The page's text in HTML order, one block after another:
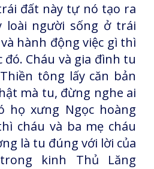
đất này tự nó tạo ra
loài người sống ở trái
hành động việc gì thì
đó. Cháu và gia đình tu
tông lấy căn bản
mà tu, đừng nghe ai
họ xưng Ngọc hoàng
cháu và ba mẹ cháu
là tu đúng với lời của
kinh Thủ Lăng